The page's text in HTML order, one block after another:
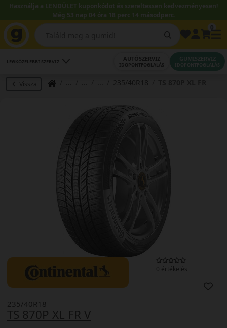
Használja a LENDÜLET kuponkódot és szereltessen kedvezményesen!
Még 53 nap 04 óra 18 perc 13 másodperc.
LEGKÖZELEBBI SZERVIZ AUTÓSZERVIZ
IDŐPONTFOGLALÁS
GUMISZERVIZ
IDŐPONTFOGLALÁS
Vissza 235/40R18
0 értékelés
TS 870P XL FR V
235/40R18